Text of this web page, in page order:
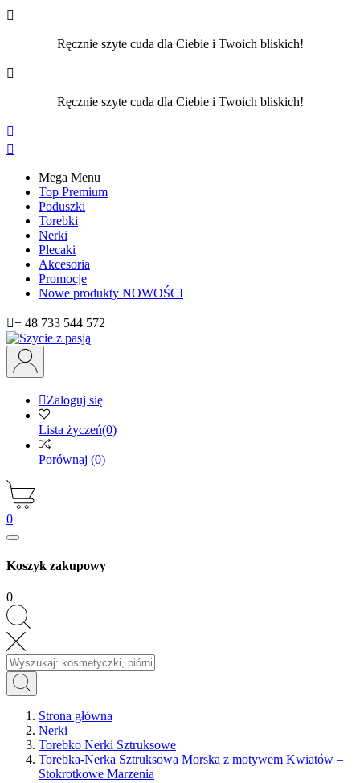

Ręcznie szyte cuda dla Ciebie i Twoich bliskich!

Ręcznie szyte cuda dla Ciebie i Twoich bliskich!


Mega Menu
Top Premium
Poduszki
Torebki
Nerki
Plecaki
Akcesoria
Promocje
Nowe produkty NOWOŚCI
+ 48 733 544 572
Zaloguj się
Lista życzeń(0)
Porównaj (0)
0
Koszyk zakupowy
0
Strona główna
Nerki
Torebko Nerki Sztruksowe
Torebka-Nerka Sztruksowa Morska z motywem Kwiatów –
Stokrotkowe Marzenia